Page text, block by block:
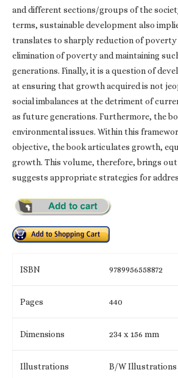
and different sections/groups of the
terms, sustainable development also
translates to sharply reduction of
elimination of poverty and maintaining
generations. Finally, it is a question of
at ensuring that growth acquired is not
social imbalances at the detriment of
as future generations. Furthermore, the
environmental issues. Within this
objective, the book articulates growth,
growth. This volume, therefore, brings out
suggests appropriate strategies for
ISBN 9789956558872
Pages 440
Dimensions 234 x 156 mm
Illustrations B/W Illustrations